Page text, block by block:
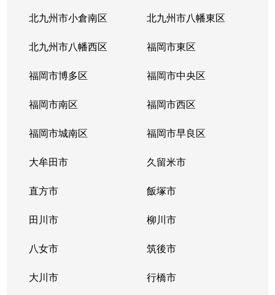
北九州市小倉南区 北九州市八幡東区
北九州市八幡西区 福岡市東区
福岡市博多区 福岡市中央区
福岡市南区 福岡市西区
福岡市城南区 福岡市早良区
大牟田市 久留米市
直方市 飯塚市
田川市 柳川市
八女市 筑後市
大川市 行橋市